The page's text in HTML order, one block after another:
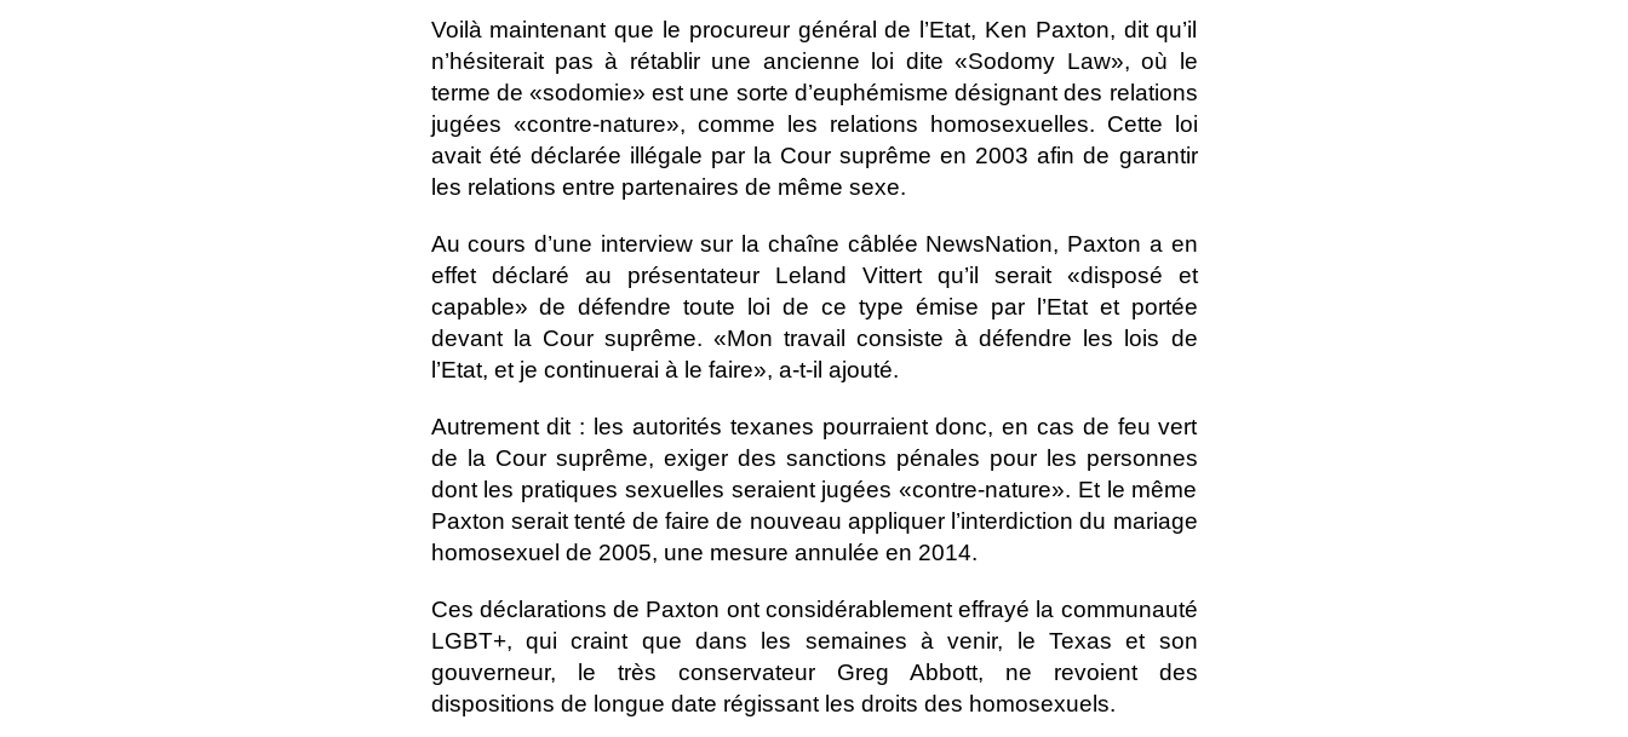
Voilà maintenant que le procureur général de l’Etat, Ken Paxton, dit qu’il
n’hésiterait pas à rétablir une ancienne loi dite «Sodomy Law», où le
terme de «sodomie» est une sorte d’euphémisme désignant des relations
jugées «contre-nature», comme les relations homosexuelles. Cette loi
avait été déclarée illégale par la Cour suprême en 2003 afin de garantir
les relations entre partenaires de même sexe.
Au cours d’une interview sur la chaîne câblée NewsNation, Paxton a en
effet déclaré au présentateur Leland Vittert qu’il serait «disposé et
capable» de défendre toute loi de ce type émise par l’Etat et portée
devant la Cour suprême. «Mon travail consiste à défendre les lois de
l’Etat, et je continuerai à le faire», a-t-il ajouté.
Autrement dit : les autorités texanes pourraient donc, en cas de feu vert
de la Cour suprême, exiger des sanctions pénales pour les personnes
dont les pratiques sexuelles seraient jugées «contre-nature». Et le même
Paxton serait tenté de faire de nouveau appliquer l’interdiction du mariage
homosexuel de 2005, une mesure annulée en 2014.
Ces déclarations de Paxton ont considérablement effrayé la communauté
LGBT+, qui craint que dans les semaines à venir, le Texas et son
gouverneur, le très conservateur Greg Abbott, ne revoient des
dispositions de longue date régissant les droits des homosexuels.